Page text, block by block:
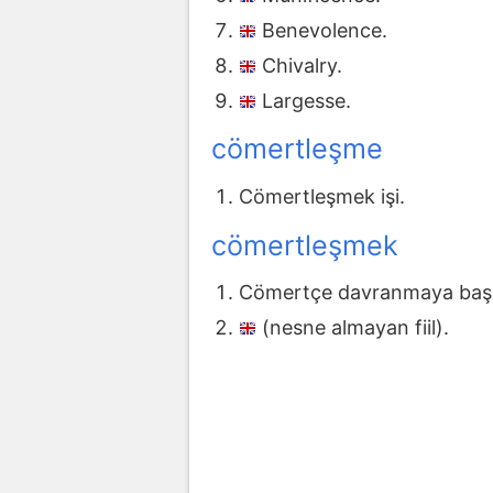
Benevolence.
Chivalry.
Largesse.
cömertleşme
Cömertleşmek işi.
cömertleşmek
Cömertçe davranmaya
(nesne almayan fiil).